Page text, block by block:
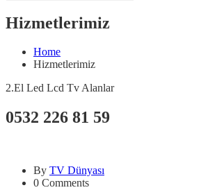
Hizmetlerimiz
Home
Hizmetlerimiz
2.El Led Lcd Tv Alanlar
0532 226 81 59
By TV Dünyası
0 Comments